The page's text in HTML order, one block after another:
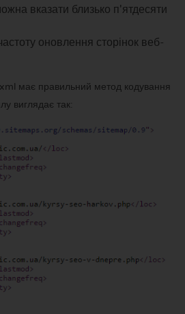
вказати близько п'ятдесяти
оновлення сторінок веб-
має правильний метод кодування
виглядає так: